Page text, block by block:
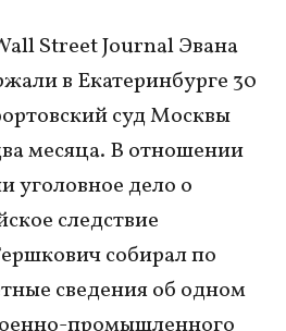
Street Journal Эвана
в Екатеринбурге 30
суд Москвы
месяца. В отношении
уголовное дело о
следствие
собирал по
сведения об одном